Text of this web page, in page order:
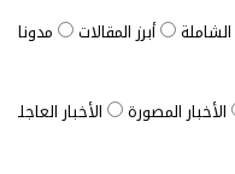
الشاملة أبرز المقالات مدونات
الأخبار المصورة
الأخبار العاجلة